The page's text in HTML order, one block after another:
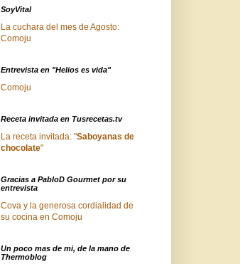
SoyVital
La cuchara del mes de Agosto:
Comoju
Entrevista en "Helios es vida"
Comoju
Receta invitada en Tusrecetas.tv
La receta invitada: "Saboyanas de
chocolate"
Gracias a PabloD Gourmet por su
entrevista
Cova y la generosa cordialidad de
su cocina en Comoju
Un poco mas de mi, de la mano de
Thermoblog